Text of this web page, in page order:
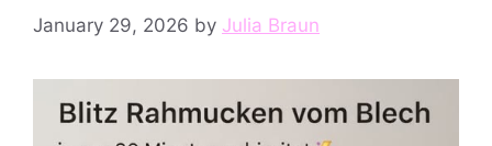
January 29, 2026 by Julia Braun